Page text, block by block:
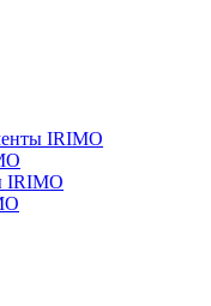
IRIMO
IRIMO